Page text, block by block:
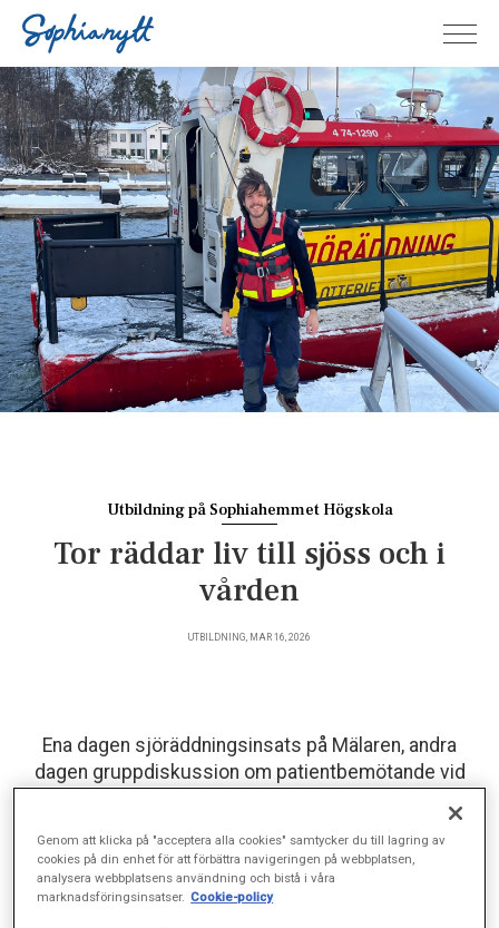
Utbildning på Sophiahemmet Högskola
Tor räddar liv till sjöss och i
vården
UTBILDNING, MAR 16, 2026
Ena dagen sjöräddningsinsats på Mälaren, andra
dagen gruppdiskussion om patientbemötande vid
enligt sjuksköterskestudenten Tor Walfridsson.
Det är en av de kallaste dagarna i januari och snön ligger i
Genom att klicka på "acceptera alla cookies" samtycker du till lagring av
cookies på din enhet för att förbättra navigeringen på webbplatsen,
analysera webbplatsens användning och bistå i våra
marknadsföringsinsatser. Cookie-policy